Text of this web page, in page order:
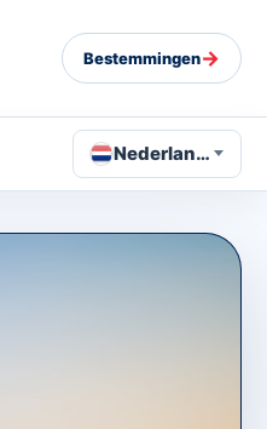
Bestemmingen→
Nederlands